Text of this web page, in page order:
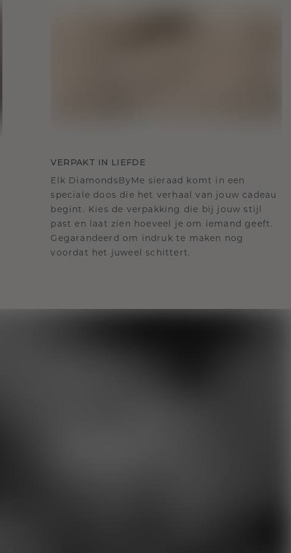
VERPAKT IN LIEFDE
Elk DiamondsByMe sieraad komt in een
speciale doos die het verhaal van jouw cadeau
begint. Kies de verpakking die bij jouw stijl
past en laat zien hoeveel je om iemand geeft.
Gegarandeerd om indruk te maken nog
voordat het juweel schittert.